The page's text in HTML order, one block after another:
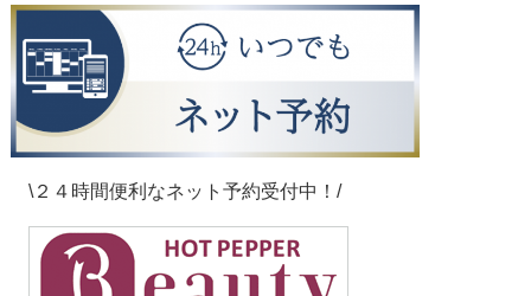
\２４時間便利なネット予約受付中！/